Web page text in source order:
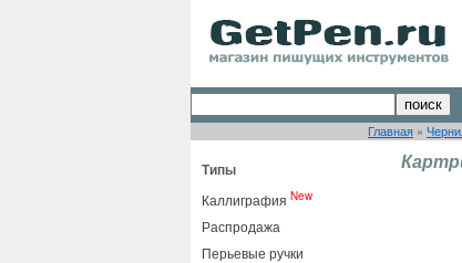
Главная »
Типы
Каллиграфия New
Распродажа
Перьевые ручки